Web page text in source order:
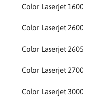
Color Laserjet 1600
Color Laserjet 2600
Color Laserjet 2605
Color Laserjet 2700
Color Laserjet 3000